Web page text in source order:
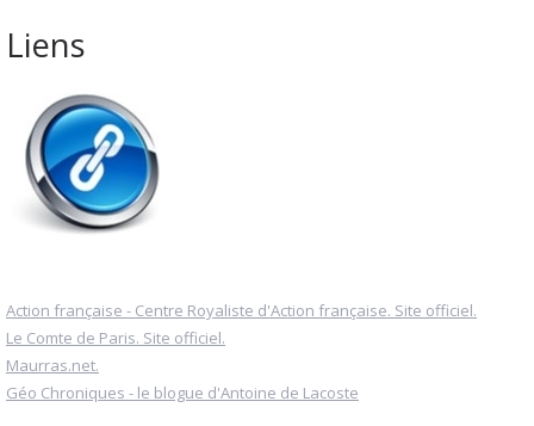
Liens
Action française - Centre Royaliste d'Action française. Site officiel.
Le Comte de Paris. Site officiel.
Maurras.net.
Géo Chroniques - le blogue d'Antoine de Lacoste